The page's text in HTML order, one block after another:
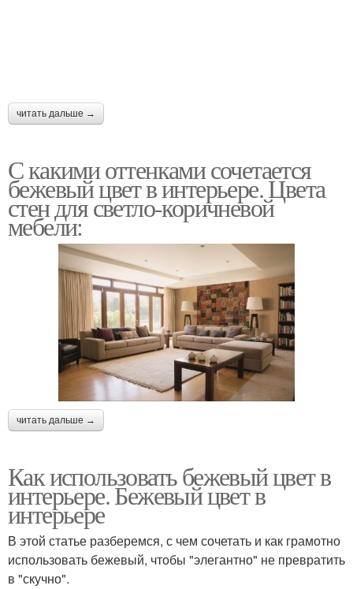
читать дальше →
С какими оттенками сочетается
бежевый цвет в интерьере. Цвета
стен для светло-коричневой
мебели:
читать дальше →
Как использовать бежевый цвет в
интерьере. Бежевый цвет в
интерьере
В этой статье разберемся, с чем сочетать и как грамотно
использовать бежевый, чтобы "элегантно" не превратить
в "скучно".